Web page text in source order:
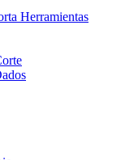
Herramientas